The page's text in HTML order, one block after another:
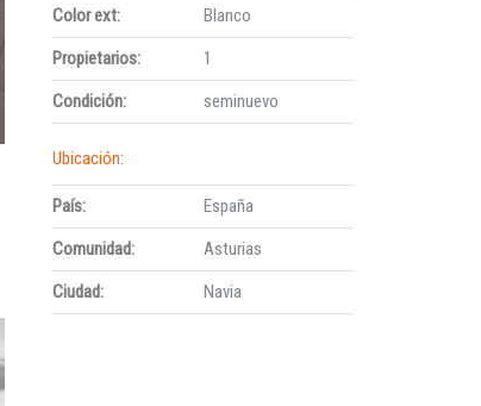
Color ext:
Blanco
Propietarios:
1
Condición:
seminuevo
Ubicación:
País:
España
Comunidad:
Asturias
Ciudad:
Navia